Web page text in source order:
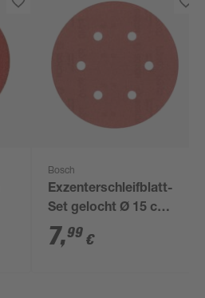
Bosch
Exzenterschleifblatt-
Set gelocht Ø 15 cm
G240 5-teilig
7,99 €